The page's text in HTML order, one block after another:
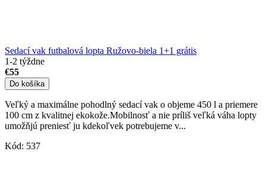
Sedací vak futbalová lopta Ružovo-biela 1+1 grátis
1-2 týždne
€55
Do košíka
Veľký a maximálne pohodlný sedací vak o objeme 450 l a priemere
100 cm z kvalitnej ekokože.Mobilnosť a nie príliš veľká váha lopty
umožňjú preniesť ju kdekoľvek potrebujeme v...
Kód: 537